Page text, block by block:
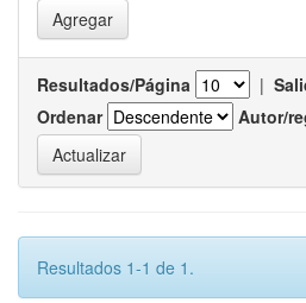
Resultados/Página |
Ordenar
Autor/
Resultados 1-1 de 1.